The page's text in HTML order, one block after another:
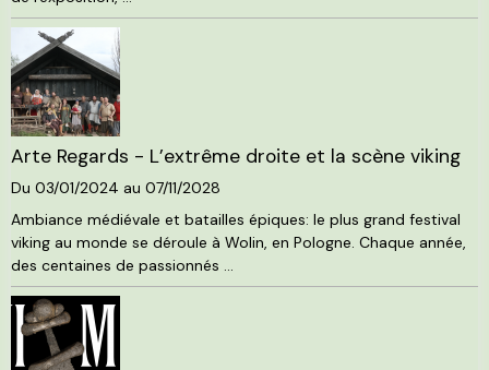
Arte Regards - L’extrême droite et la scène viking
Du 03/01/2024 au 07/11/2028
Ambiance médiévale et batailles épiques: le plus grand festival
viking au monde se déroule à Wolin, en Pologne. Chaque année,
des centaines de passionnés ...